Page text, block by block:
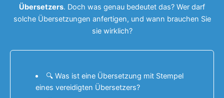
Übersetzers. Doch was genau bedeutet das? Wer darf
solche Übersetzungen anfertigen, und wann brauchen Sie
sie wirklich?
🔍 Was ist eine Übersetzung mit Stempel
eines vereidigten Übersetzers?